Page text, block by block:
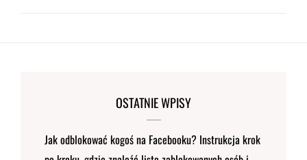
OSTATNIE WPISY
Jak odblokować kogoś na Facebooku? Instrukcja krok